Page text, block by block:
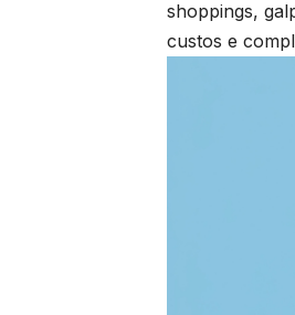
shoppings,
custos e